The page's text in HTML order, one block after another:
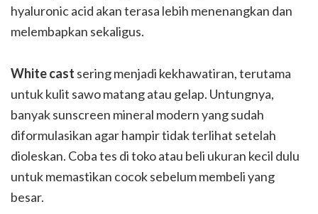
hyaluronic acid akan terasa lebih menenangkan dan
melembapkan sekaligus.
White cast sering menjadi kekhawatiran, terutama
untuk kulit sawo matang atau gelap. Untungnya,
banyak sunscreen mineral modern yang sudah
diformulasikan agar hampir tidak terlihat setelah
dioleskan. Coba tes di toko atau beli ukuran kecil dulu
untuk memastikan cocok sebelum membeli yang
besar.